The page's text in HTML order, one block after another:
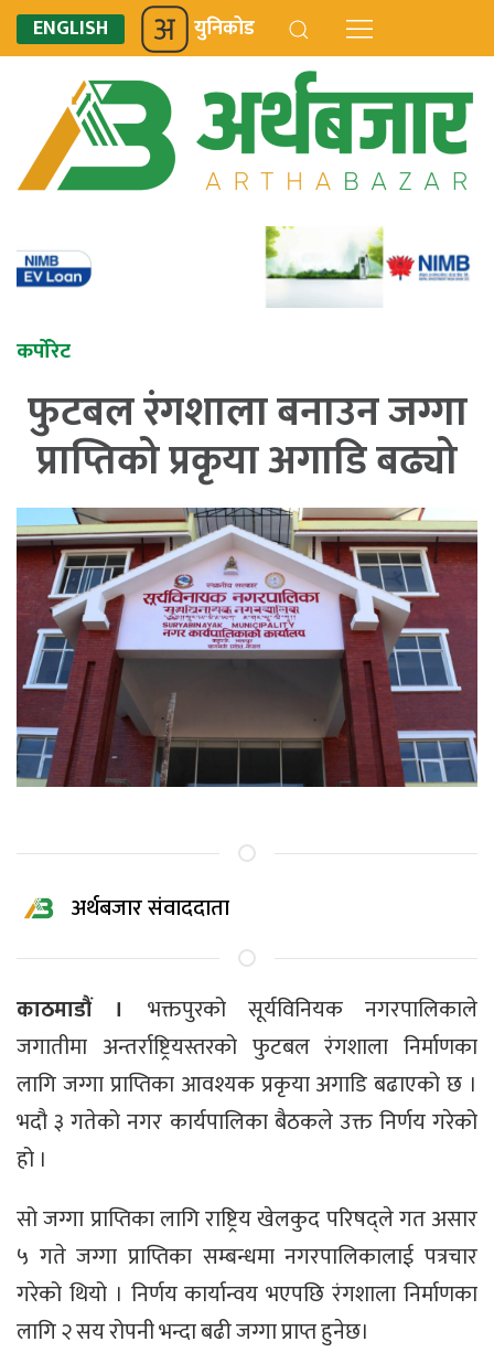
ENGLISH युनिकोड
कर्पोरेट
फुटबल रंगशाला बनाउन जग्गा
प्राप्तिको प्रकृया अगाडि बढ्यो
अर्थबजार संवाददाता
काठमाडौं । भक्तपुरको सूर्यविनियक नगरपालिकाले
जगातीमा अन्तर्राष्ट्रियस्तरको फुटबल रंगशाला निर्माणका
लागि जग्गा प्राप्तिका आवश्यक प्रकृया अगाडि बढाएको छ ।
भदौ ३ गतेको नगर कार्यपालिका बैठकले उक्त निर्णय गरेको
हो ।
सो जग्गा प्राप्तिका लागि राष्ट्रिय खेलकुद परिषद्ले गत असार
५ गते जग्गा प्राप्तिका सम्बन्धमा नगरपालिकालाई पत्रचार
गरेको थियो । निर्णय कार्यान्वय भएपछि रंगशाला निर्माणका
लागि २ सय रोपनी भन्दा बढी जग्गा प्राप्त हुनेछ।